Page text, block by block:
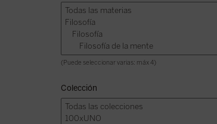
(Puede seleccionar varias: máx 4)
Colección